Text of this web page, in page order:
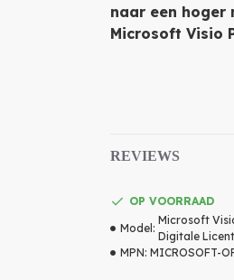
naar een hoger
Microsoft Visio
REVIEWS
OP VOORRAAD
Model:
Microsoft
Digitale
MPN: MICROSOFT-